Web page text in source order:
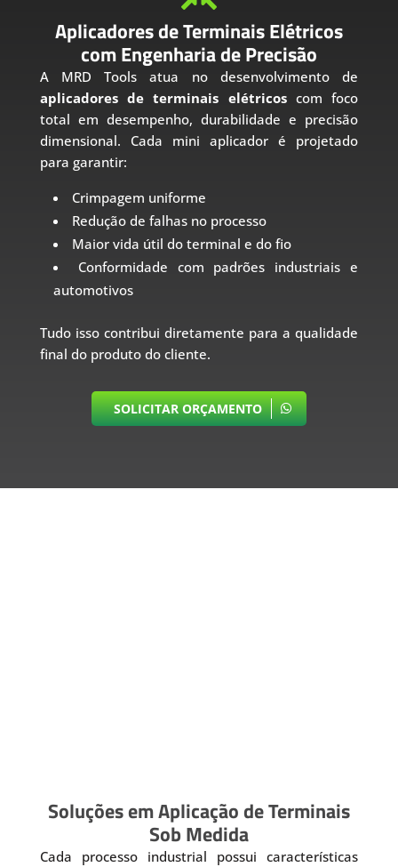
Aplicadores de Terminais Elétricos
com Engenharia de Precisão
A MRD Tools atua no desenvolvimento de
aplicadores de terminais elétricoscom foco
total em desempenho, durabilidade e precisão
dimensional. Cada mini aplicador é projetado
para garantir:
Crimpagem uniforme
Redução de falhas no processo
Maior vida útil do terminal e do fio
Conformidade com padrões industriais e
automotivos
Tudo isso contribui diretamente para a qualidade
final do produto do cliente.
SOLICITAR ORÇAMENTO
Soluções em Aplicação de Terminais
Sob Medida
Cada processo industrial possui características